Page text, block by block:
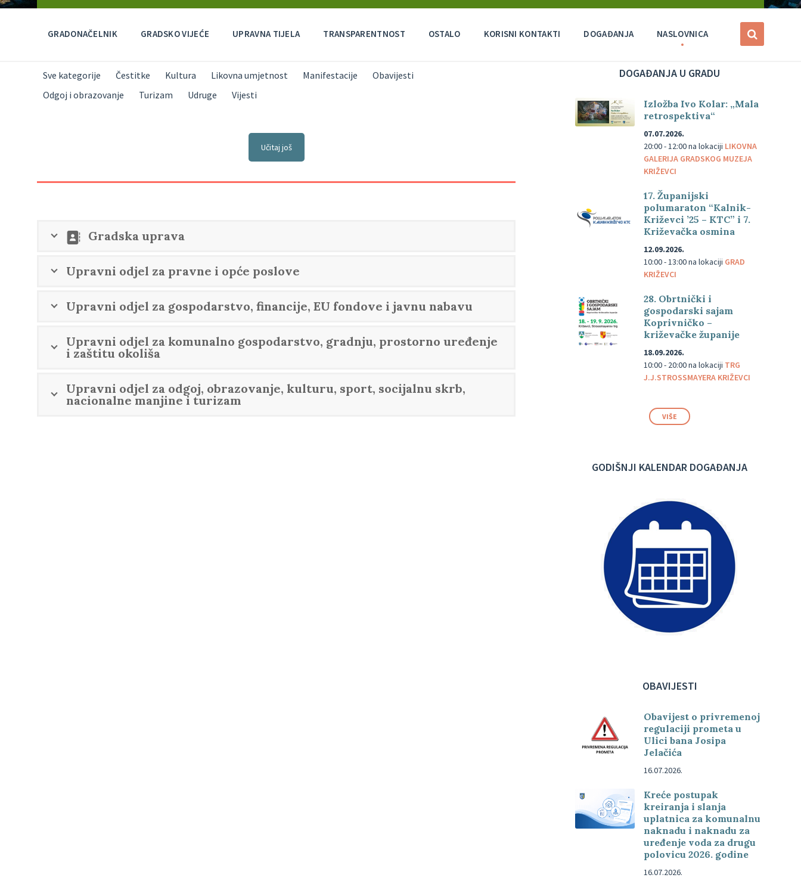
GRADONAČELNIK GRADSKO VIJEĆE UPRAVNA TIJELA TRANSPARENTNOST OSTALO KORISNI KONTAKTI DOGAĐANJA NASLOVNICA
Sve kategorije Čestitke Kultura Likovna umjetnost Manifestacije
Obavijesti
Odgoj i obrazovanje
Turizam Udruge Vijesti
Učitaj još
Gradska uprava
Upravni odjel za pravne i opće poslove
Upravni odjel za gospodarstvo, financije, EU fondove i javnu nabavu
Upravni odjel za komunalno gospodarstvo, gradnju, prostorno uređenje
i zaštitu okoliša
Upravni odjel za odgoj, obrazovanje, kulturu, sport, socijalnu skrb,
nacionalne manjine i turizam
DOGAĐANJA U GRADU
Izložba Ivo Kolar: „Mala
retrospektiva“
07.07.2026.
20:00 - 12:00na lokaciji LIKOVNA
GALERIJA GRADSKOG MUZEJA
KRIŽEVCI
17. Županijski
polumaraton “Kalnik-
Križevci ’25 – KTC” i 7.
Križevačka osmina
12.09.2026.
10:00 - 13:00na lokaciji GRAD
KRIŽEVCI
28. Obrtnički i
gospodarski sajam
Koprivničko –
križevačke županije
18.09.2026.
10:00 - 20:00na lokaciji TRG
J.J.STROSSMAYERA KRIŽEVCI
VIŠE
GODIŠNJI KALENDAR DOGAĐANJA
OBAVIJESTI
Obavijest o privremenoj
regulaciji prometa u
Ulici bana Josipa
Jelačića
16.07.2026.
Kreće postupak
kreiranja i slanja
uplatnica za komunalnu
naknadu i naknadu za
uređenje voda za drugu
polovicu 2026. godine
16.07.2026.